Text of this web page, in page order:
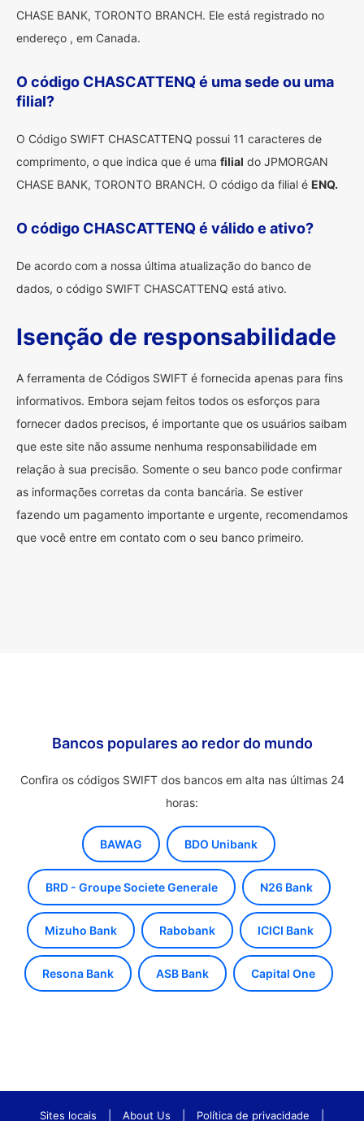
CHASE BANK, TORONTO BRANCH. Ele está registrado no
endereço , em Canada.
O código CHASCATTENQ é uma sede ou uma
filial?
O Código SWIFT CHASCATTENQ possui 11 caracteres de
comprimento, o que indica que é uma filial do JPMORGAN
CHASE BANK, TORONTO BRANCH. O código da filial é ENQ.
O código CHASCATTENQ é válido e ativo?
De acordo com a nossa última atualização do banco de
dados, o código SWIFT CHASCATTENQ está ativo.
Isenção de responsabilidade
A ferramenta de Códigos SWIFT é fornecida apenas para fins
informativos. Embora sejam feitos todos os esforços para
fornecer dados precisos, é importante que os usuários saibam
que este site não assume nenhuma responsabilidade em
relação à sua precisão. Somente o seu banco pode confirmar
as informações corretas da conta bancária. Se estiver
fazendo um pagamento importante e urgente, recomendamos
que você entre em contato com o seu banco primeiro.
Bancos populares ao redor do mundo
Confira os códigos SWIFT dos bancos em alta nas últimas 24
horas:
BAWAG BDO Unibank
BRD - Groupe Societe Generale N26 Bank
Mizuho Bank Rabobank ICICI Bank
Resona Bank ASB Bank Capital One
Sites locais About Us Política de privacidade